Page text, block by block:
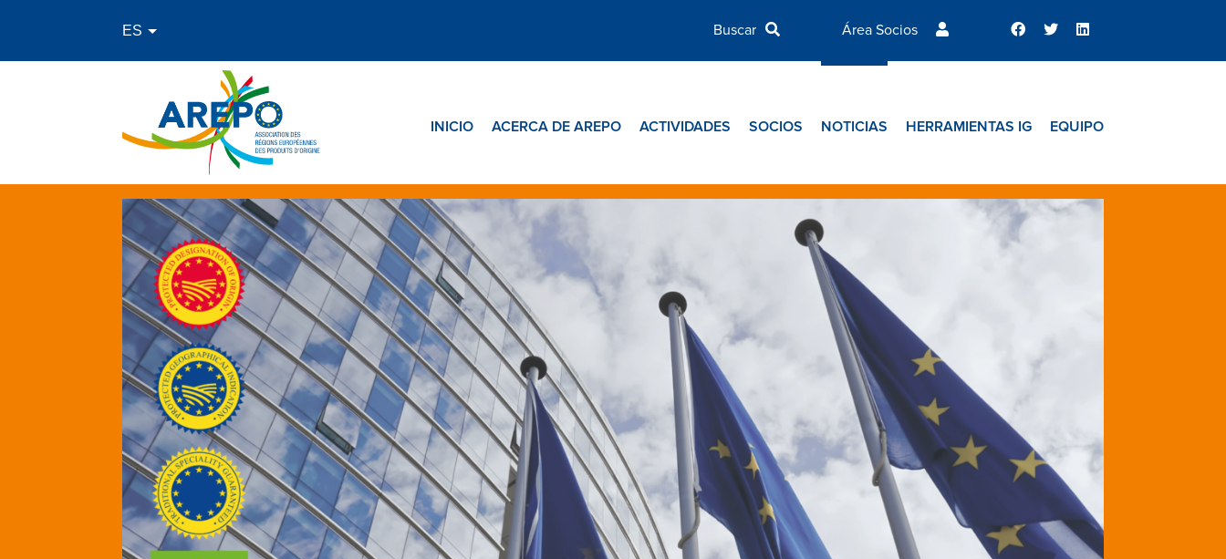
Área Socios
INICIO ACERCA DE AREPO ACTIVIDADES SOCIOS NOTICIAS HERRAMIENTAS IG EQUIPO